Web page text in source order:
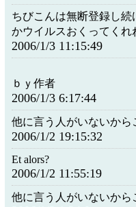
ちびこんは無断登録し
かウイルスおくってく
2006/1/3 11:15:49
ｂｙ作者
2006/1/3 6:17:44
他に言う人がいないから
2006/1/2 19:15:32
Et alors?
2006/1/2 11:55:19
他に言う人がいないから